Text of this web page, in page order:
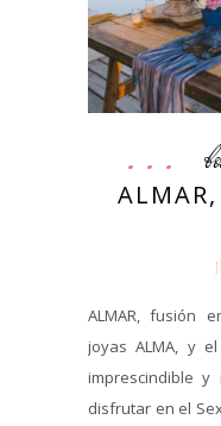
ALMAR, fusión
joyas ALMA, y
imprescindible y
disfrutar en el